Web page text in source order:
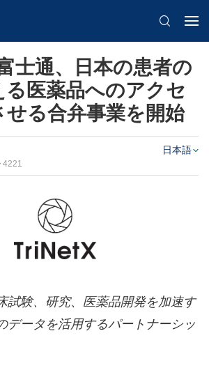
士通、日本の患者の
る医薬品へのアクセ
せる合弁事業を開始
4221
日本語
試験、研究、医薬品開発を加速す
データを活用するパートナーシッ